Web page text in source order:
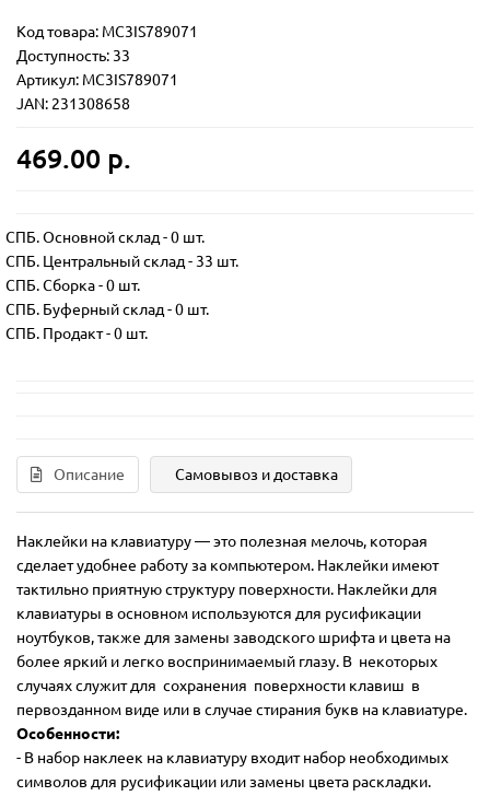
Код товара: MC3IS789071
Доступность: 33
Артикул: MC3IS789071
JAN: 231308658
469.00 р.
СПБ. Основной склад-0 шт.
СПБ. Центральный склад- 33 шт.
СПБ. Сборка-0 шт.
СПБ. Буферный склад-0 шт.
СПБ. Продакт-0 шт.
Описание Самовывоз и доставка
Наклейки на клавиатуру — это полезная мелочь, которая
сделает удобнее работу за компьютером. Наклейки имеют
тактильно приятную структуру поверхности. Наклейки для
клавиатуры в основном используются для русификации
ноутбуков, также для замены заводского шрифта и цвета на
более яркий и легко воспринимаемый глазу. В некоторых
случаях служит для сохранения поверхности клавиш в
первозданном виде или в случае стирания букв на клавиатуре.
Особенности:
- В набор наклеек на клавиатуру входит набор необходимых
символов для русификации или замены цвета раскладки.